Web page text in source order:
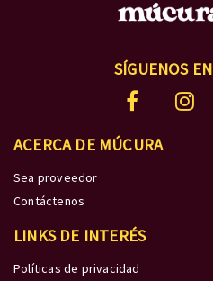
SÍGUENOS EN
ACERCA DE MÚCURA
Sea proveedor
Contáctenos
LINKS DE INTERÉS
Políticas de privacidad